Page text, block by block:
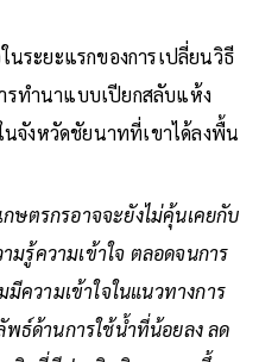
ระยะแรกของการเปลี่ยนวิธี
รทำนาแบบเปียกสลับแห้ง
นจังหวัดชัยนาทที่เขาได้ลงพื้น
ษตรกรอาจจะยังไม่คุ้นเคยกับ
มรู้ความเข้าใจ ตลอดจนการ
ความเข้าใจในแนวทางการ
ธ์ด้านการใช้น้ำที่น้อยลง ลด